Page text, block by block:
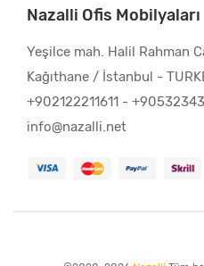
Nazalli Ofis Mobilyaları
Yeşilce mah. Halil Rahman
Kağıthane / İstanbul -
+902122211611 -
info@nazalli.net